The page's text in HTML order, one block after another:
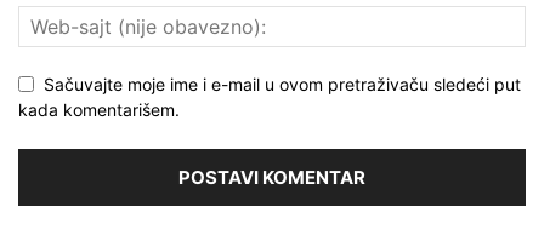
Sačuvajte moje ime i e-mail u ovom pretraživaču sledeći put
kada komentarišem.